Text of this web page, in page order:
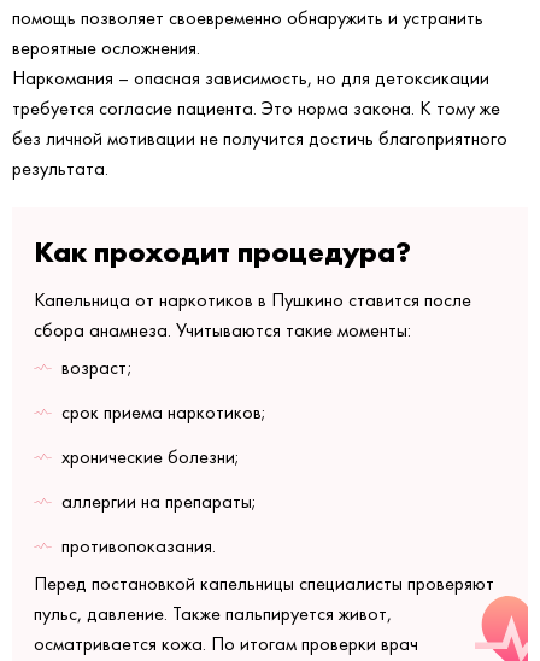
помощь позволяет своевременно обнаружить и устранить
вероятные осложнения.
Наркомания – опасная зависимость, но для детоксикации
требуется согласие пациента. Это норма закона. К тому же
без личной мотивации не получится достичь благоприятного
результата.
Как проходит процедура?
Капельница от наркотиков в Пушкино ставится после
сбора анамнеза. Учитываются такие моменты:
возраст;
срок приема наркотиков;
хронические болезни;
аллергии на препараты;
противопоказания.
Перед постановкой капельницы специалисты проверяют
пульс, давление. Также пальпируется живот,
осматривается кожа. По итогам проверки врач